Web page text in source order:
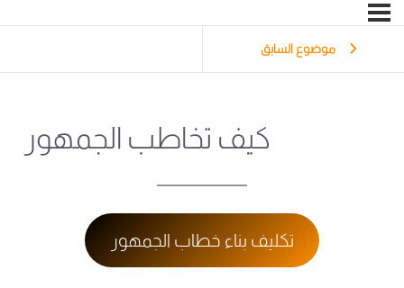
موضوع السابق
كيف تخاطب الجمهور
تكليف بناء خطاب الجمهور